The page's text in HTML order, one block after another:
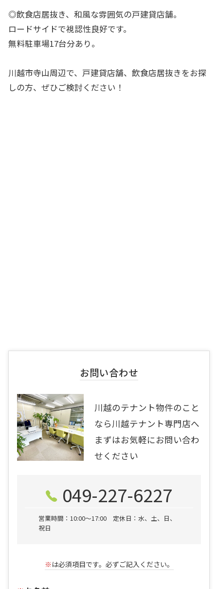
◎飲食店居抜き、和風な雰囲気の戸建貸店舗。
ロードサイドで視認性良好です。
無料駐車場17台分あり。
川越市寺山周辺で、戸建貸店舗、飲食店居抜きをお探
しの方、ぜひご検討ください！
お問い合わせ
川越のテナント物件のこと
なら川越テナント専門店へ
まずはお気軽にお問い合わ
せください
049-227-6227
営業時間：10:00〜17:00 定休日：水、土、日、
祝日
※ は必須項目です。必ずご記入ください。